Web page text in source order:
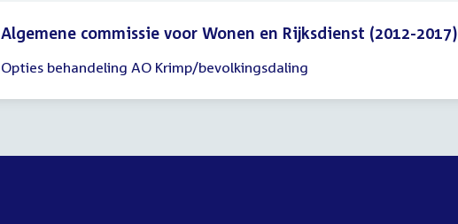
Algemene commissie voor Wonen en Rijksdienst (2012-2017)
vergadering
tot
Opties behandeling AO Krimp/bevolkingsdaling